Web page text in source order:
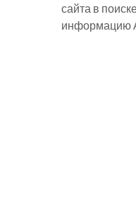
сайта в
информацию